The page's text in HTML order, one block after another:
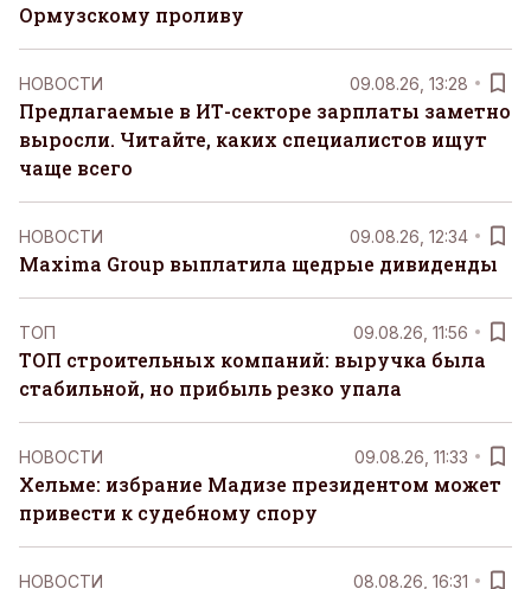
Ормузскому проливу
НОВОСТИ 09.08.26, 13:28
Предлагаемые в ИТ-секторе зарплаты заметно
выросли. Читайте, каких специалистов ищут
чаще всего
НОВОСТИ 09.08.26, 12:34
Maxima Group выплатила щедрые дивиденды
ТОП 09.08.26, 11:56
ТОП строительных компаний: выручка была
стабильной, но прибыль резко упала
НОВОСТИ 09.08.26, 11:33
Хельме: избрание Мадизе президентом может
привести к судебному спору
НОВОСТИ 08.08.26, 16:31